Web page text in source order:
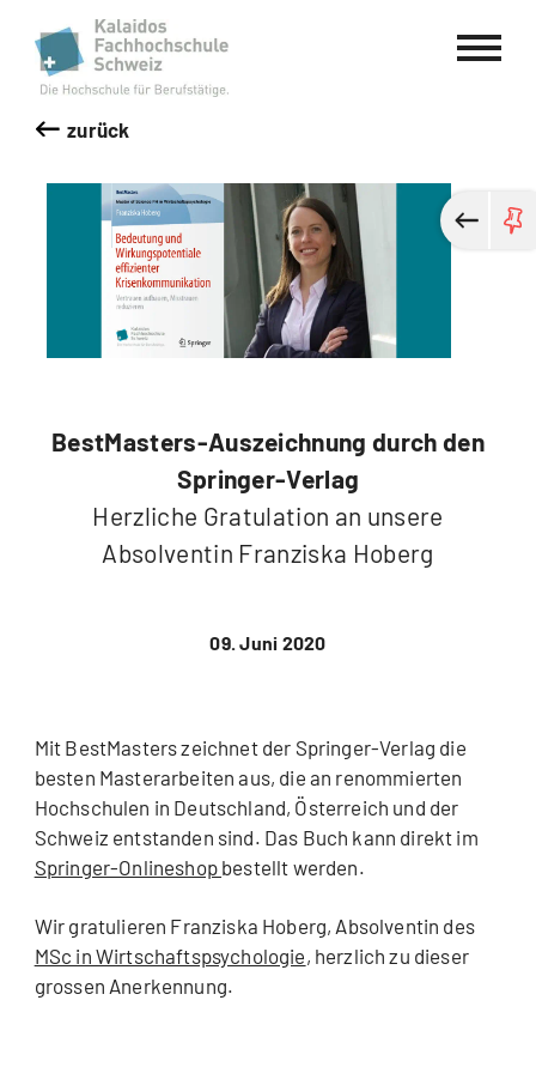
Kalaidos Fachhochschule Schweiz
zurück
BestMasters-Auszeichnung durch den
Springer-Verlag
Herzliche Gratulation an unsere
Absolventin Franziska Hoberg
09. Juni 2020
Mit BestMasters zeichnet der Springer-Verlag die
besten Masterarbeiten aus, die an renommierten
Hochschulen in Deutschland, Österreich und der
Schweiz entstanden sind. Das Buch kann direkt im
Springer-Onlineshop bestellt werden.
Wir gratulieren Franziska Hoberg, Absolventin des
MSc in Wirtschaftspsychologie, herzlich zu dieser
grossen Anerkennung.